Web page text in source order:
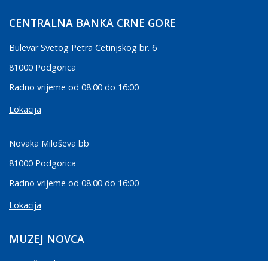
CENTRALNA BANKA CRNE GORE
Bulevar Svetog Petra Cetinjskog br. 6
81000 Podgorica
Radno vrijeme od 08:00 do 16:00
Lokacija
Novaka Miloševa bb
81000 Podgorica
Radno vrijeme od 08:00 do 16:00
Lokacija
MUZEJ NOVCA